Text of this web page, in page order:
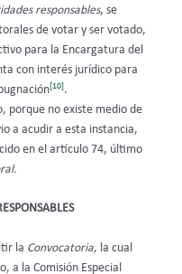
responsables, se
de votar y ser votado,
para la Encargatura del
con interés jurídico para
[10].
porque no existe medio de
a acudir a esta instancia,
en el artículo 74, último
la Convocatoria, la cual
a la Comisión Especial